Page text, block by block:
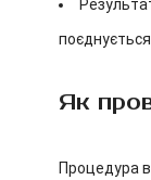
Як
Процедура